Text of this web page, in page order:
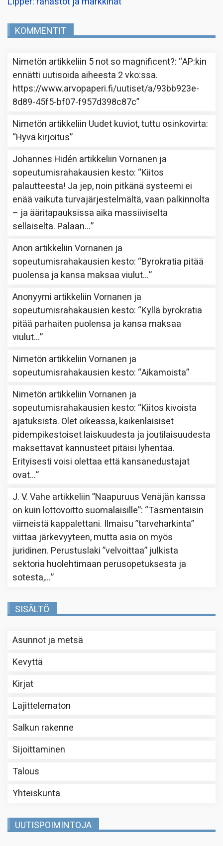
KOMMENTIT
Nimetön artikkeliin 5 not so magnificent?: “AP:kin
ennätti uutisoida aiheesta 2 vko:ssa.
https://www.arvopaperi.fi/uutiset/a/93bb923e-
8d89-45f5-bf07-f957d398c87c”
Nimetön artikkeliin Uudet kuviot, tuttu osinkovirta:
“Hyvä kirjoitus”
Johannes Hidén artikkeliinVornanen ja
sopeutumisrahakausien kesto: “Kiitos
palautteesta! Ja jep, noin pitkänä systeemi ei
enää vaikuta turvajärjestelmältä, vaan palkinnolta
– ja ääritapauksissa aika massiiviselta
sellaiselta. Palaan…”
Anon artikkeliinVornanen ja
sopeutumisrahakausien kesto: “Byrokratia pitää
puolensa ja kansa maksaa viulut…”
Anonyymi artikkeliinVornanen ja
sopeutumisrahakausien kesto: “Kyllä byrokratia
pitää parhaiten puolensa ja kansa maksaa
viulut…”
Nimetön artikkeliinVornanen ja
sopeutumisrahakausien kesto: “Aikamoista”
Nimetön artikkeliinVornanen ja
sopeutumisrahakausien kesto: “Kiitos kivoista
ajatuksista. Olet oikeassa, kaikenlaisiset
pidempikestoiset laiskuudesta ja joutilaisuudesta
maksettavat kannusteet pitäisi lyhentää.
Erityisesti voisi olettaa että kansanedustajat
ovat…”
J. V. Vahe artikkeliin”Naapuruus Venäjän kanssa
on kuin lottovoitto suomalaisille”: “Täsmentäisin
viimeistä kappalettani. Ilmaisu ”tarveharkinta”
viittaa järkevyyteen, mutta asia on myös
juridinen. Perustuslaki ”velvoittaa” julkista
sektoria huolehtimaan perusopetuksesta ja
sotesta,…”
SISÄLTÖ
Asunnot ja metsä
Kevyttä
Kirjat
Lajittelematon
Salkun rakenne
Sijoittaminen
Talous
Yhteiskunta
UUTISPOIMINTOJA